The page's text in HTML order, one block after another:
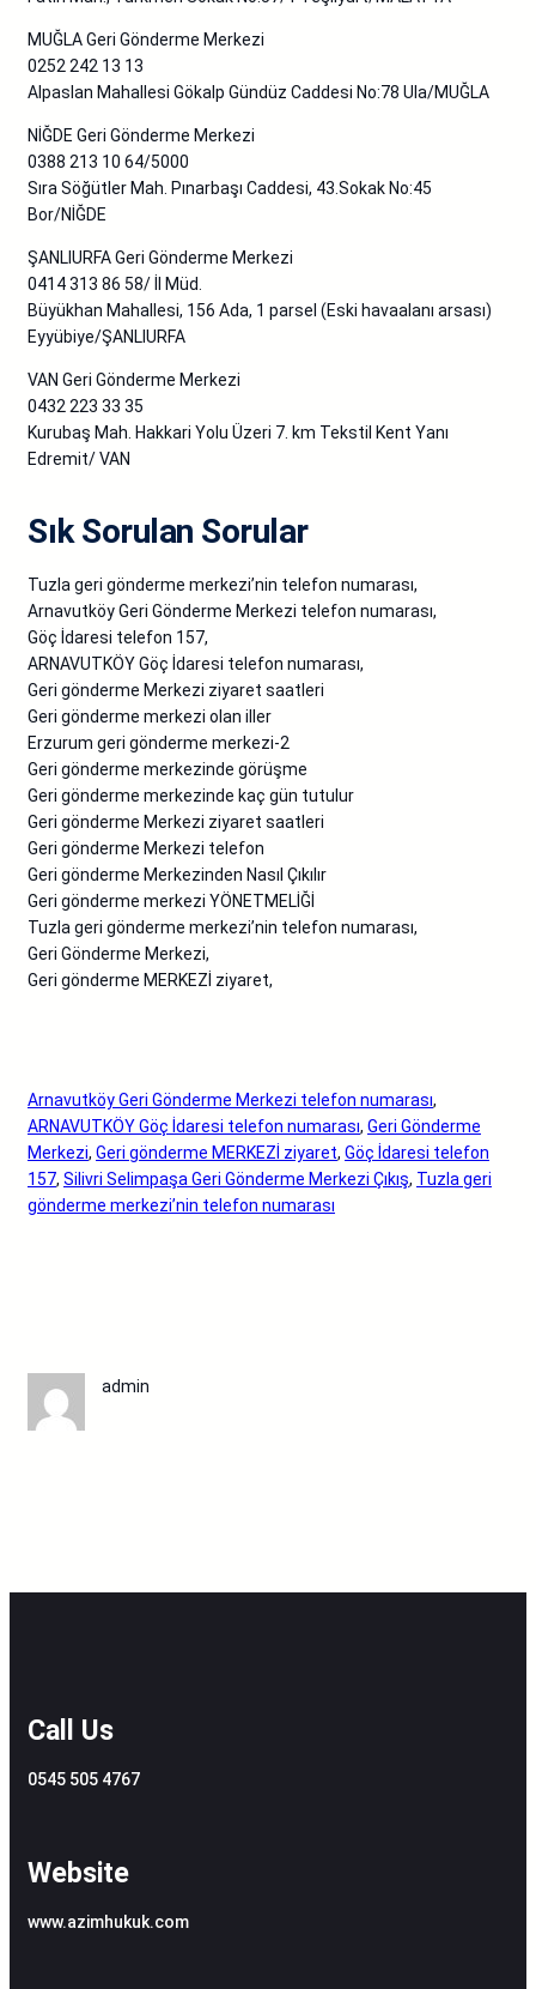
MUĞLA Geri Gönderme Merkezi
0252 242 13 13
Alpaslan Mahallesi Gökalp Gündüz Caddesi No:78 Ula/MUĞLA
NİĞDE Geri Gönderme Merkezi
0388 213 10 64/5000
Sıra Söğütler Mah. Pınarbaşı Caddesi, 43.Sokak No:45
Bor/NİĞDE
ŞANLIURFA Geri Gönderme Merkezi
0414 313 86 58/ İl Müd.
Büyükhan Mahallesi, 156 Ada, 1 parsel (Eski havaalanı arsası)
Eyyübiye/ŞANLIURFA
VAN Geri Gönderme Merkezi
0432 223 33 35
Kurubaş Mah. Hakkari Yolu Üzeri 7. km Tekstil Kent Yanı
Edremit/ VAN
Sık Sorulan Sorular
Tuzla geri gönderme merkezi’nin telefon numarası,
Arnavutköy Geri Gönderme Merkezi telefon numarası,
Göç İdaresi telefon 157,
ARNAVUTKÖY Göç İdaresi telefon numarası,
Geri gönderme Merkezi ziyaret saatleri
Geri gönderme merkezi olan iller
Erzurum geri gönderme merkezi-2
Geri gönderme merkezinde görüşme
Geri gönderme merkezinde kaç gün tutulur
Geri gönderme Merkezi ziyaret saatleri
Geri gönderme Merkezi telefon
Geri gönderme Merkezinden Nasıl Çıkılır
Geri gönderme merkezi YÖNETMELİĞİ
Tuzla geri gönderme merkezi’nin telefon numarası,
Geri Gönderme Merkezi,
Geri gönderme MERKEZİ ziyaret,
Arnavutköy Geri Gönderme Merkezi telefon numarası
ARNAVUTKÖY Göç İdaresi telefon numarası, Geri Gönderme
Merkezi, Geri gönderme MERKEZİ ziyaret, Göç İdaresi telefon
157, Silivri Selimpaşa Geri Gönderme Merkezi Çıkış, Tuzla geri
gönderme merkezi’nin telefon numarası
admin
Call Us
0545 505 4767
Website
www.azimhukuk.com